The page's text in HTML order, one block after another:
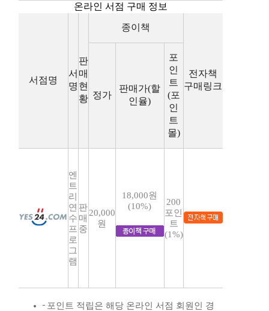
온라인 서점 구매 정보
서점명
서
명
판
매
현
황
종이책
전자책
구매링크
정가
판매가(할
인율)
포
인
트
(포
인
트
몰)
엔
트
리
연
수
프
로
그
램
판
매
중
20,000
원
18,000원
(10%)
200
포인
트
(1%)
포인트 적립은 해당 온라인 서점 회원인 경